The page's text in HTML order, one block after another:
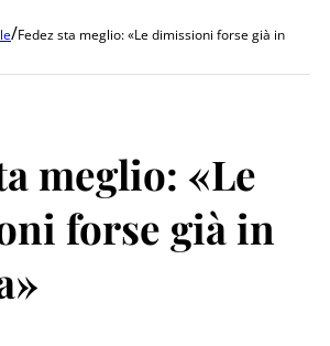
/Fedez sta meglio: «Le dimissioni forse già in
meglio: «Le
forse già in